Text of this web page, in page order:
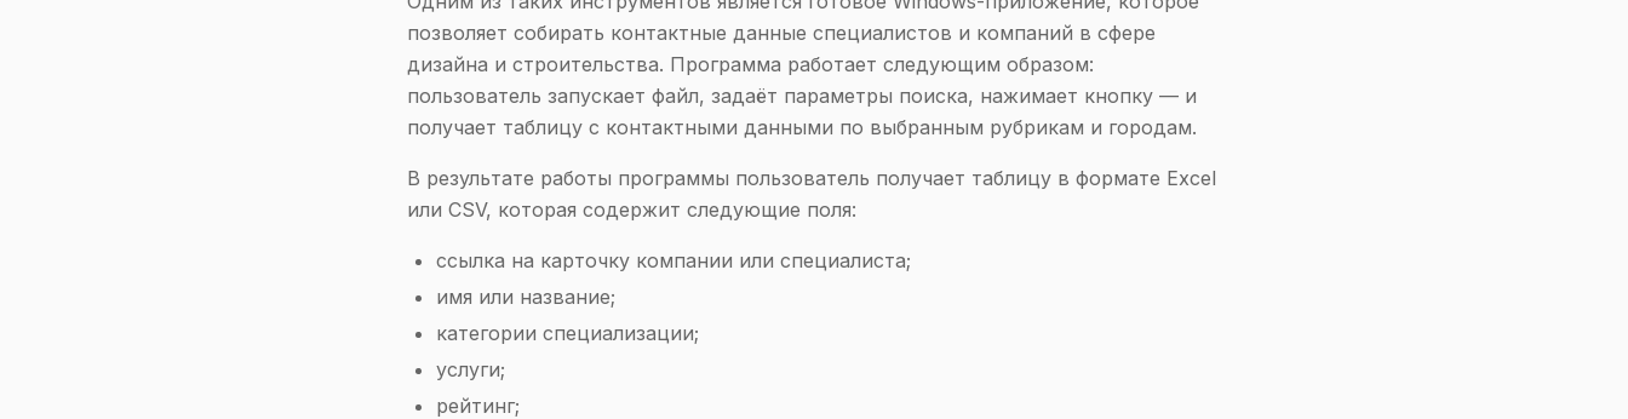
позволяет собирать контактные данные специалистов и компаний в сфере
дизайна и строительства. Программа работает следующим образом:
пользователь запускает файл, задаёт параметры поиска, нажимает кнопку — и
получает таблицу с контактными данными по выбранным рубрикам и городам.
В результате работы программы пользователь получает таблицу в формате Excel
или CSV, которая содержит следующие поля:
ссылка на карточку компании или специалиста;
имя или название;
категории специализации;
услуги;
рейтинг;